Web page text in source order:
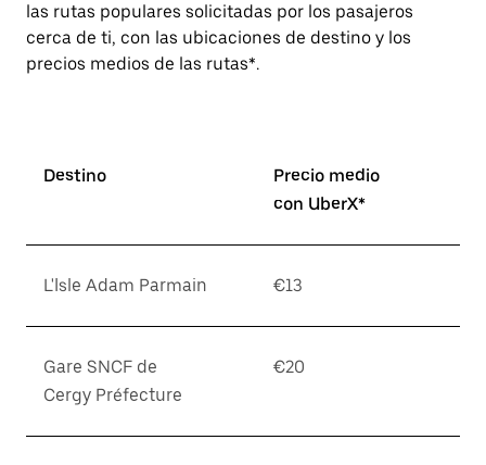
las rutas populares solicitadas por los pasajeros
cerca de ti, con las ubicaciones de destino y los
precios medios de las rutas*.
Destino
Precio medio
con UberX*
L'Isle Adam Parmain €13
Gare SNCF de
Cergy Préfecture
€20